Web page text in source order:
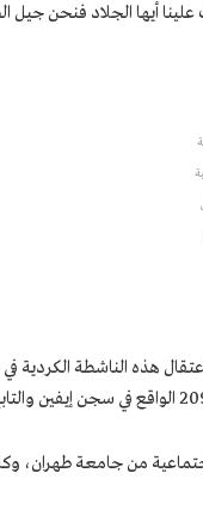
أيها الجلاد فنحن جيل
من جامعة طهران،